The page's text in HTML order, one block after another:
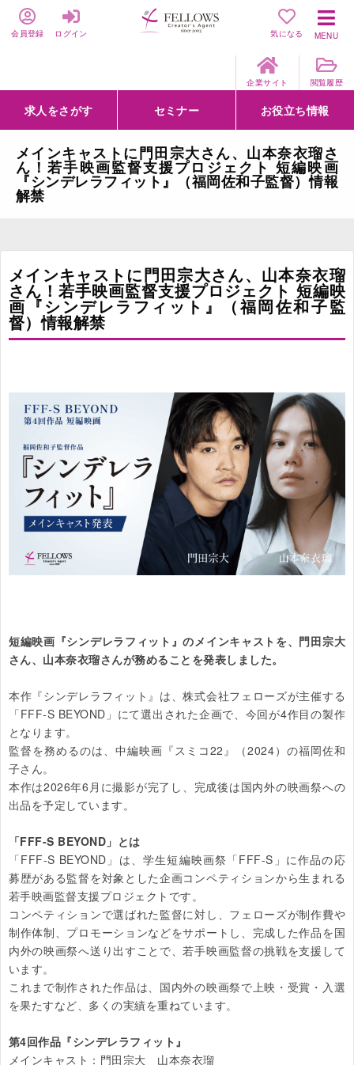
会員登録 ログイン 気になる MENU
企業サイト 閲覧履歴
求人をさがす
詳細条件からさがす
求人特集からさがす
セミナー
セミナーをさがす
クリエイティブNEXT
クリエイターズファーム
e-ラーニング
Fellows Creative Academy
企業研修
お役立ち情報
お役立ち情報一覧
聞くは一時、聞かぬは一生
クリエイターのお仕事図鑑
クリエイターの声
Q&A
企業様向けお役立ち情報
メインキャストに門田宗大さん、山本奈衣瑠さ
ん！若手映画監督支援プロジェクト 短編映画
『シンデレラフィット』（福岡佐和子監督）情報
解禁
メインキャストに門田宗大さん、山本奈衣瑠
さん！若手映画監督支援プロジェクト 短編映
画『シンデレラフィット』（福岡佐和子監
督）情報解禁
短編映画『シンデレラフィット』のメインキャストを、門田宗大
さん、山本奈衣瑠さんが務めることを発表しました。
本作『シンデレラフィット』は、株式会社フェローズが主催する
「FFF-S BEYOND」にて選出された企画で、今回が4作目の製作
となります。
監督を務めるのは、中編映画『スミコ22』（2024）の福岡佐和
子さん。
本作は2026年6月に撮影が完了し、完成後は国内外の映画祭への
出品を予定しています。
「FFF-S BEYOND」とは
「FFF-S BEYOND」は、学生短編映画祭「FFF-S」に作品の応
募歴がある監督を対象とした企画コンペティションから生まれる
若手映画監督支援プロジェクトです。
コンペティションで選ばれた監督に対し、フェローズが制作費や
制作体制、プロモーションなどをサポートし、完成した作品を国
内外の映画祭へ送り出すことで、若手映画監督の挑戦を支援して
います。
これまで制作された作品は、国内外の映画祭で上映・受賞・入選
を果たすなど、多くの実績を重ねています。
第4回作品『シンデレラフィット』
メインキャスト：門田宗大　山本奈衣瑠